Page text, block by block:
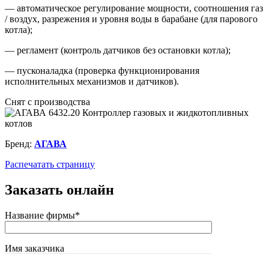
— автоматическое регулирование мощности, соотношения газ
/ воздух, разрежения и уровня воды в барабане (для парового
котла);
— регламент (контроль датчиков без остановки котла);
— пусконаладка (проверка функционирования
исполнительных механизмов и датчиков).
Снят с производства
Бренд: АГАВА
Распечатать страницу
Заказать онлайн
Название фирмы*
Имя заказчика